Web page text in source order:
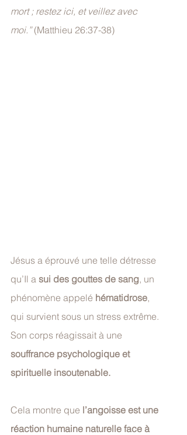
mort ; restez ici, et veillez avec
moi.” (Matthieu 26:37-38)
Jésus a éprouvé une telle détresse
qu’Il a sui des gouttes de sang, un
phénomène appelé hématidrose,
qui survient sous un stress extrême.
Son corps réagissait à une
souffrance psychologique et
spirituelle insoutenable.
Cela montre que l’angoisse est une
réaction humaine naturelle face à